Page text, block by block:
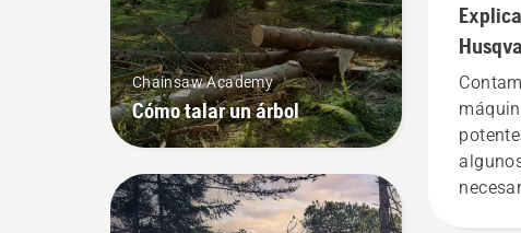
Chainsaw Academy
Cómo talar un árbol